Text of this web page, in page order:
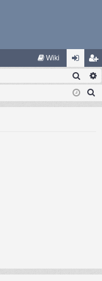
Wiki
og
ga
li
m
Sök